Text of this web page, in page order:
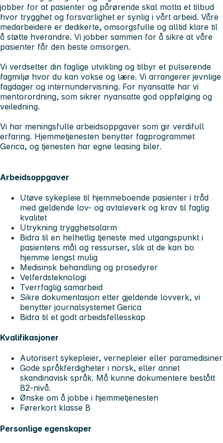
jobber for at pasienter og pårørende skal motta et tilbud
hvor trygghet og forsvarlighet er synlig i vårt arbeid. Våre
medarbeidere er dedikerte, omsorgsfulle og alltid klare til
å støtte hverandre. Vi jobber sammen for å sikre at våre
pasienter får den beste omsorgen.
Vi verdsetter din faglige utvikling og tilbyr et pulserende
fagmiljø hvor du kan vokse og lære. Vi arrangerer jevnlige
fagdager og internundervisning. For nyansatte har vi
mentorordning, som sikrer nyansatte god oppfølging og
veiledning.
Vi har meningsfulle arbeidsoppgaver som gir verdifull
erfaring. Hjemmetjenesten benytter fagprogrammet
Gerica, og tjenesten har egne leasing biler.
Arbeidsoppgaver
Utøve sykepleie til hjemmeboende pasienter i tråd
med gjeldende lov- og avtaleverk og krav til faglig
kvalitet
Utrykning trygghetsalarm
Bidra til en helhetlig tjeneste med utgangspunkt i
pasientens mål og ressurser, slik at de kan bo
hjemme lengst mulig
Medisinsk behandling og prosedyrer
Velferdsteknologi
Tverrfaglig samarbeid
Sikre dokumentasjon etter gjeldende lovverk, vi
benytter journalsystemet Gerica
Bidra til et godt arbeidsfellesskap
Kvalifikasjoner
Autorisert sykepleier, vernepleier eller paramedisiner
Gode språkferdigheter i norsk, eller annet
skandinavisk språk. Må kunne dokumentere bestått
B2-nivå.
Ønske om å jobbe i hjemmetjenesten
Førerkort klasse B
Personlige egenskaper